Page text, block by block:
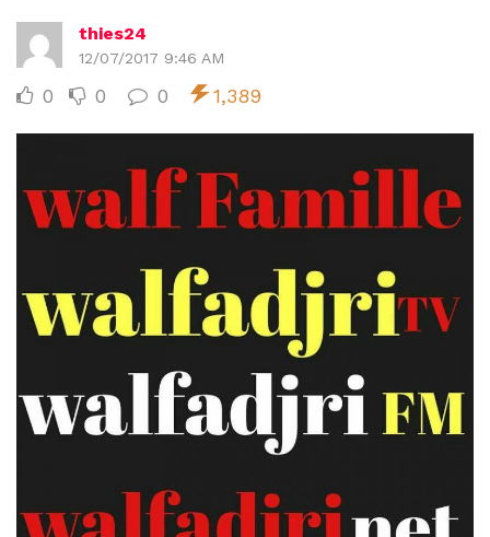
thies24
12/07/2017 9:46 AM
0 0 0 1,389